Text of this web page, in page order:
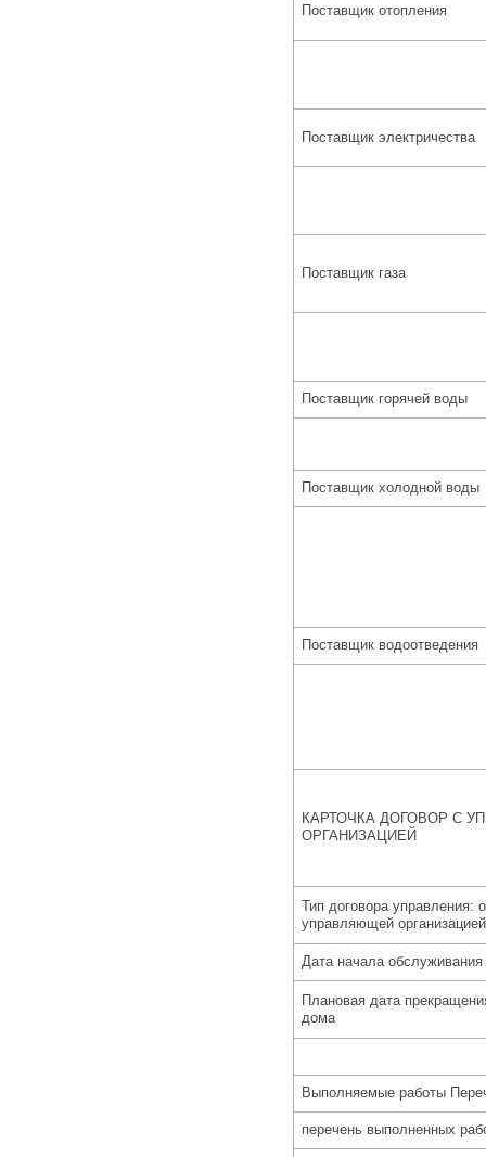
Поставщик отопления
Поставщик электричества
Поставщик газа
Поставщик горячей воды
Поставщик холодной воды
Поставщик водоотведения
КАРТОЧКА ДОГОВОР С
ОРГАНИЗАЦИЕЙ
Тип договора управления:
управляющей организацией
Дата начала
Плановая дата
дома
Выполняемые работы
перечень выполненных